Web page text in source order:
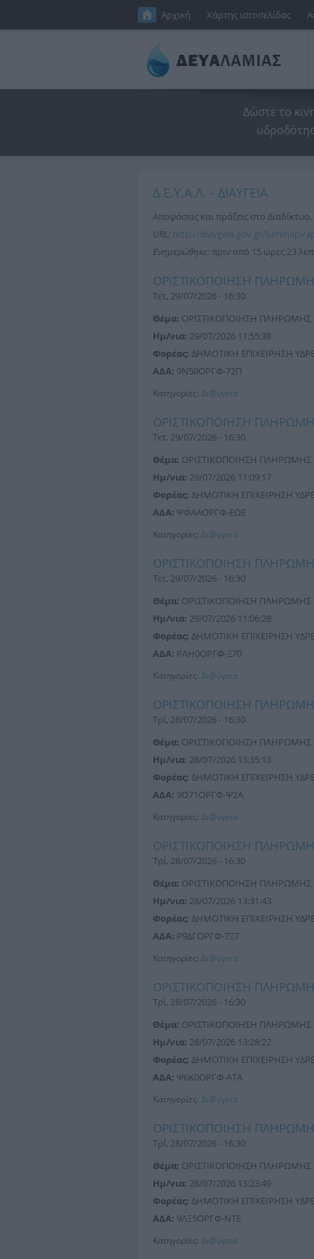
Παράκαμψη προς το κυρίως περιεχόμενοΑρχική Χάρτης ιστοσελίδας
Δώστε το
Δ.Ε.Υ.Α.Λ. - ΔΙΑΥΓΕΙΑ
Αποφάσεις και πράξεις στο
URL: http://diavgeia.gov.gr/luminapi/
Ενημερώθηκε: πριν από 15 ώρες 23
ΟΡΙΣΤΙΚΟΠΟΙΗΣΗ
Τετ, 29/07/2026 - 16:30
Θέμα: ΟΡΙΣΤΙΚΟΠΟΙΗΣΗ ΠΛΗΡΩΜΗΣ
Ημ/νια: 29/07/2026 11:55:38
Φορέας: ΔΗΜΟΤΙΚΗ ΕΠΙΧΕΙΡΗΣΗ
ΑΔΑ: 9Ν50ΟΡΓΦ-72Π
Κατηγορίες: Δι@ύγεια
ΟΡΙΣΤΙΚΟΠΟΙΗΣΗ
Τετ, 29/07/2026 - 16:30
Θέμα: ΟΡΙΣΤΙΚΟΠΟΙΗΣΗ ΠΛΗΡΩΜΗΣ
Ημ/νια: 29/07/2026 11:09:17
Φορέας: ΔΗΜΟΤΙΚΗ ΕΠΙΧΕΙΡΗΣΗ
ΑΔΑ: ΨΦΑΑΟΡΓΦ-ΕΩΕ
Κατηγορίες: Δι@ύγεια
ΟΡΙΣΤΙΚΟΠΟΙΗΣΗ
Τετ, 29/07/2026 - 16:30
Θέμα: ΟΡΙΣΤΙΚΟΠΟΙΗΣΗ ΠΛΗΡΩΜΗΣ
Ημ/νια: 29/07/2026 11:06:28
Φορέας: ΔΗΜΟΤΙΚΗ ΕΠΙΧΕΙΡΗΣΗ
ΑΔΑ: ΡΛΗ0ΟΡΓΦ-Ξ70
Κατηγορίες: Δι@ύγεια
ΟΡΙΣΤΙΚΟΠΟΙΗΣΗ
Τρί, 28/07/2026 - 16:30
Θέμα: ΟΡΙΣΤΙΚΟΠΟΙΗΣΗ ΠΛΗΡΩΜΗΣ
Ημ/νια: 28/07/2026 13:35:13
Φορέας: ΔΗΜΟΤΙΚΗ ΕΠΙΧΕΙΡΗΣΗ
ΑΔΑ: 9Ο71ΟΡΓΦ-Ψ2Α
Κατηγορίες: Δι@ύγεια
ΟΡΙΣΤΙΚΟΠΟΙΗΣΗ
Τρί, 28/07/2026 - 16:30
Θέμα: ΟΡΙΣΤΙΚΟΠΟΙΗΣΗ ΠΛΗΡΩΜΗΣ
Ημ/νια: 28/07/2026 13:31:43
Φορέας: ΔΗΜΟΤΙΚΗ ΕΠΙΧΕΙΡΗΣΗ
ΑΔΑ: Ρ9ΔΓΟΡΓΦ-7Ξ7
Κατηγορίες: Δι@ύγεια
ΟΡΙΣΤΙΚΟΠΟΙΗΣΗ
Τρί, 28/07/2026 - 16:30
Θέμα: ΟΡΙΣΤΙΚΟΠΟΙΗΣΗ ΠΛΗΡΩΜΗΣ
Ημ/νια: 28/07/2026 13:28:22
Φορέας: ΔΗΜΟΤΙΚΗ ΕΠΙΧΕΙΡΗΣΗ
ΑΔΑ: Ψ6Κ0ΟΡΓΦ-ΑΤΑ
Κατηγορίες: Δι@ύγεια
ΟΡΙΣΤΙΚΟΠΟΙΗΣΗ
Τρί, 28/07/2026 - 16:30
Θέμα: ΟΡΙΣΤΙΚΟΠΟΙΗΣΗ ΠΛΗΡΩΜΗΣ
Ημ/νια: 28/07/2026 13:23:49
Φορέας: ΔΗΜΟΤΙΚΗ ΕΠΙΧΕΙΡΗΣΗ
ΑΔΑ: 9ΛΞ5ΟΡΓΦ-ΝΤΕ
Κατηγορίες: Δι@ύγεια